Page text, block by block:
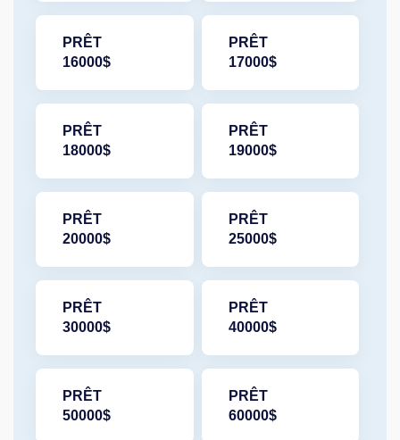
PRÊT
16000$
PRÊT
17000$
PRÊT
18000$
PRÊT
19000$
PRÊT
20000$
PRÊT
25000$
PRÊT
30000$
PRÊT
40000$
PRÊT
50000$
PRÊT
60000$